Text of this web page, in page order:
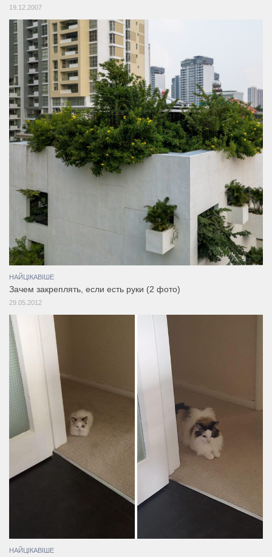
19.12.2007
НАЙЦІКАВІШЕ
Зачем закреплять, если есть руки (2 фото)
29.05.2012
НАЙЦІКАВІШЕ